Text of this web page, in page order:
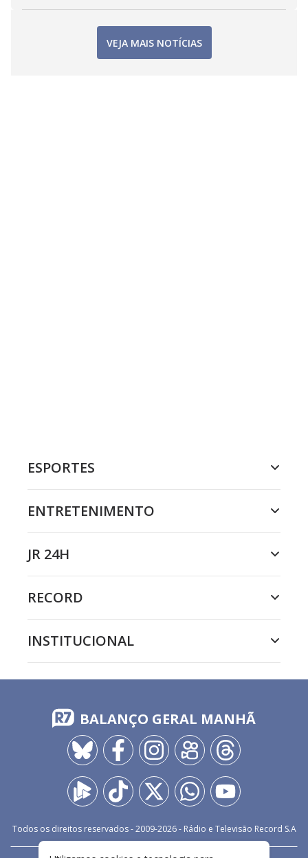
VEJA MAIS NOTÍCIAS
ESPORTES
ENTRETENIMENTO
JR 24H
RECORD
INSTITUCIONAL
BALANÇO GERAL MANHÃ
Todos os direitos reservados - 2009-2026- Rádio e Televisão Record S.A